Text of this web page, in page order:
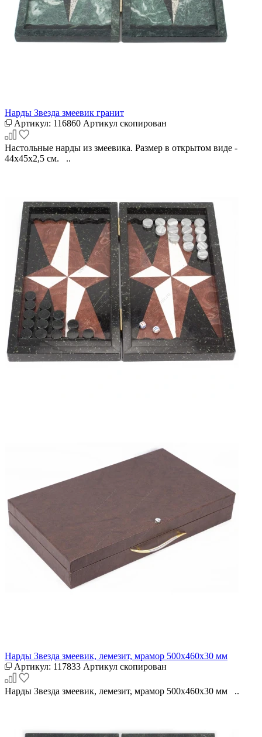
Нарды Звезда змеевик гранит
Артикул: 116860 Артикул скопирован
Настольные нарды из змеевика. Размер в открытом виде -
44х45х2,5 см. ..
Нарды Звезда змеевик, лемезит, мрамор 500х460х30 мм
Артикул: 117833 Артикул скопирован
Нарды Звезда змеевик, лемезит, мрамор 500х460х30 мм ..